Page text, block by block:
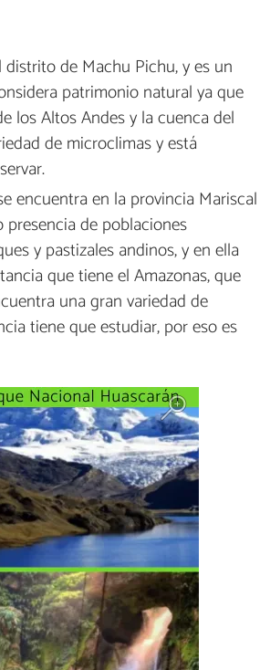
de Machu Pichu, y es un
patrimonio natural ya que
los Altos Andes y la cuenca del
de microclimas y está
encuentra en la provincia Mariscal
de poblaciones
y pastizales andinos, y en ella
que tiene el Amazonas, que
una gran variedad de
tiene que estudiar, por eso es